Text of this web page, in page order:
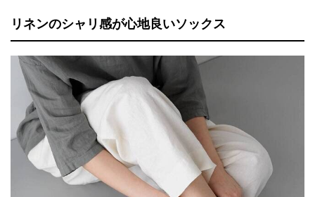
リネンのシャリ感が心地良いソックス